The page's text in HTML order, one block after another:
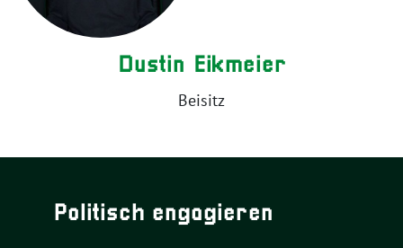
Dustin Eikmeier
Beisitz
Politisch engagieren